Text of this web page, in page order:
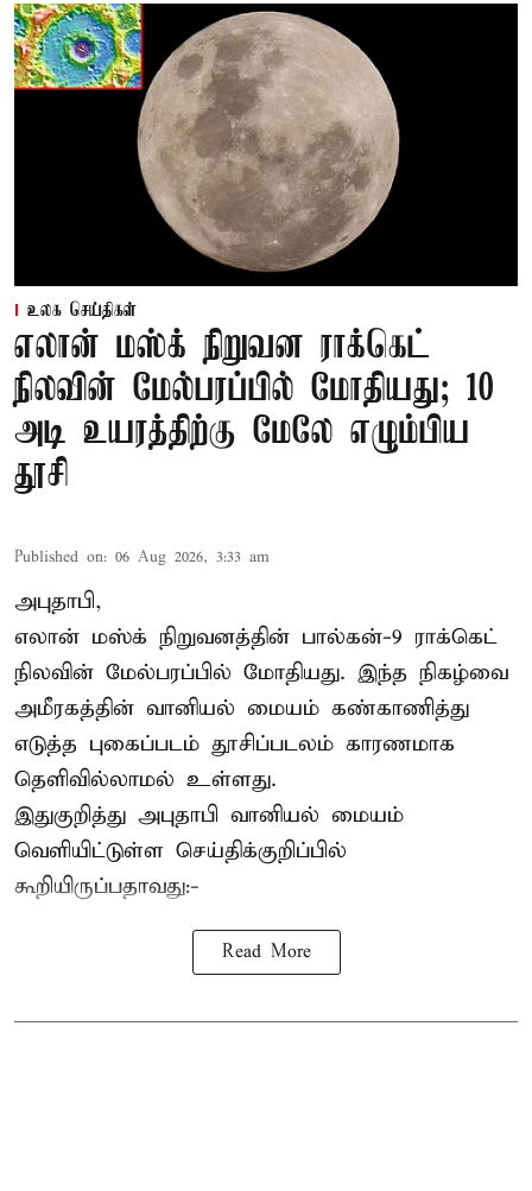
உலக செய்திகள்
எலான் மஸ்க் நிறுவன ராக்கெட்
நிலவின் மேல்பரப்பில் மோதியது; 10
அடி உயரத்திற்கு மேலே எழும்பிய
தூசி
Published on: 06 Aug 2026, 3:33 am
அபுதாபி,
எலான் மஸ்க் நிறுவனத்தின் பால்கன்-9 ராக்கெட்
நிலவின் மேல்பரப்பில் மோதியது. இந்த நிகழ்வை
அமீரகத்தின் வானியல் மையம் கண்காணித்து
எடுத்த புகைப்படம் தூசிப்படலம் காரணமாக
தெளிவில்லாமல் உள்ளது.
இதுகுறித்து அபுதாபி வானியல் மையம்
வெளியிட்டுள்ள செய்திக்குறிப்பில்
கூறியிருப்பதாவது:-
Read More